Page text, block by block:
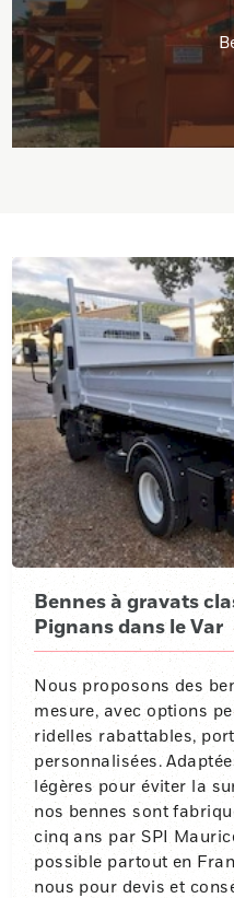
Bennes à gravats
Pignans dans le Var
Nous proposons des
mesure, avec options
ridelles rabattables,
personnalisées.
légères pour éviter la
nos bennes sont
cinq ans par SPI
possible partout en
nous pour devis et